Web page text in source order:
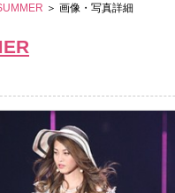
＞ 画像・写真詳細